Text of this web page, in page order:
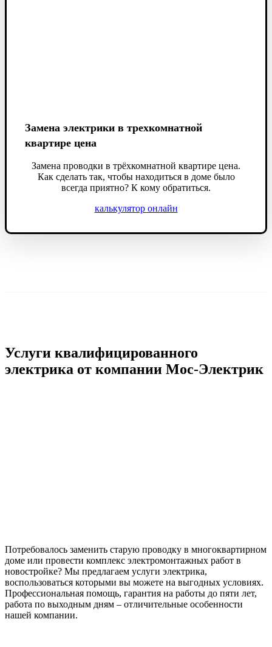
Замена электрики в трехкомнатной
квартире цена
Замена проводки в трёхкомнатной квартире цена.
Как сделать так, чтобы находиться в доме было
всегда приятно? К кому обратиться.
калькулятор онлайн
Услуги квалифицированного
электрика от компании Мос-Электрик
Потребовалось заменить старую проводку в многоквартирном
доме или провести комплекс электромонтажных работ в
новостройке? Мы предлагаем услуги электрика,
воспользоваться которыми вы можете на выгодных условиях.
Профессиональная помощь, гарантия на работы до пяти лет,
работа по выходным дням – отличительные особенности
нашей компании.